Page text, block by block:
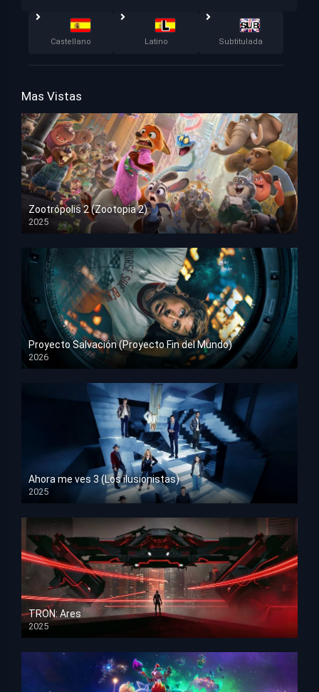
Castellano Latino Subtitulada
Mas Vistas
Zootrópolis 2 (Zootopia 2)
2025
HD 1080p
Proyecto Salvación (Proyecto Fin del Mundo)
2026
HD 1080p
Ahora me ves 3 (Los ilusionistas)
2025
HD 1080p
TRON: Ares
2025
HD 1080p